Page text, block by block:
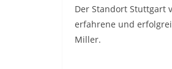
Der Standort Stuttgart
erfahrene und
Miller.